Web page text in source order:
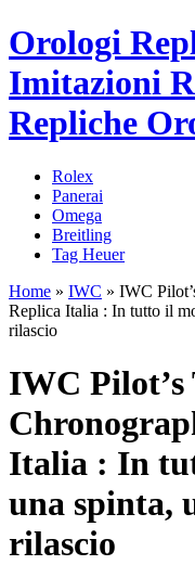
Orologi
Imitazioni
Repliche
Rolex
Panerai
Omega
Breitling
Tag Heuer
Home » IWC » IWC
Replica Italia : In tutto il
rilascio
IWC Pilot’s
Italia : In
una spinta,
rilascio